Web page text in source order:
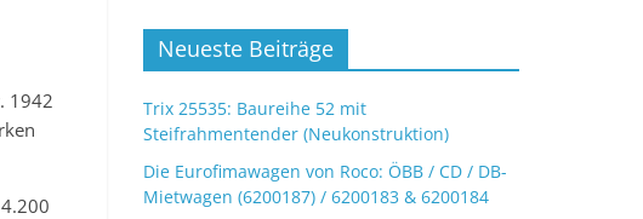
1942
Neueste Beiträge
Trix 25535: Baureihe 52 mit
Steifrahmentender (Neukonstruktion)
Die Eurofimawagen von Roco: ÖBB / CD / DB-
Mietwagen (6200187) / 6200183 & 6200184